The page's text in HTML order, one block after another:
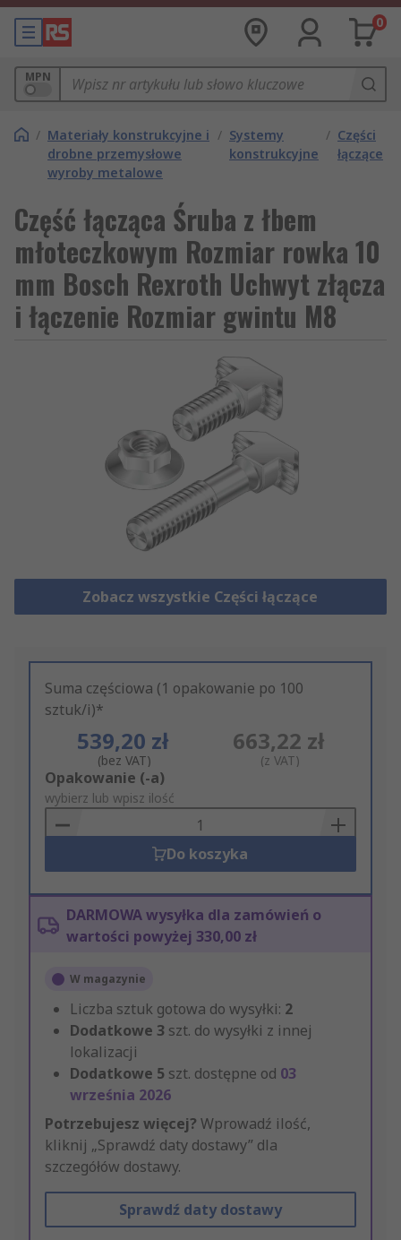
0
MPN
/ Materiały konstrukcyjne i
drobne przemysłowe
wyroby metalowe
/ Systemy
konstrukcyjne
/ Części
łączące
Część łącząca Śruba z łbem
młoteczkowym Rozmiar rowka 10
mm Bosch Rexroth Uchwyt złącza
i łączenie Rozmiar gwintu M8
Zobacz wszystkie Części łączące
Suma częściowa (1 opakowanie po 100
sztuk/i)*
539,20 zł
(bez VAT)
663,22 zł
(z VAT)
Add
to
Basket
Opakowanie (-a)
wybierz lub wpisz ilość
Do koszyka
DARMOWA wysyłka dla zamówień o
wartości powyżej 330,00 zł
W magazynie
Liczba sztuk gotowa do wysyłki: 2
Dodatkowe 3 szt. do wysyłki z innej
lokalizacji
Dodatkowe 5 szt. dostępne od 03
września 2026
Potrzebujesz więcej? Wprowadź ilość,
kliknij „Sprawdź daty dostawy” dla
szczegółów dostawy.
Sprawdź daty dostawy